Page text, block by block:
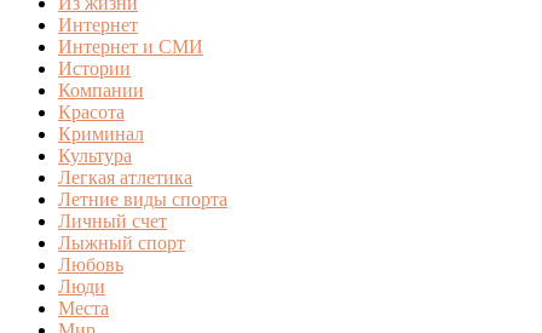
Интернет
Интернет и СМИ
Истории
Компании
Красота
Криминал
Культура
Легкая атлетика
Летние виды спорта
Личный счет
Лыжный спорт
Любовь
Люди
Места